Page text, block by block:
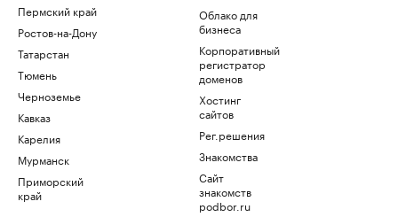
Пермский край
Ростов-на-Дону
Татарстан
Тюмень
Черноземье
Кавказ
Карелия
Мурманск
Приморский
край
Облако для
бизнеса
Корпоративный
регистратор
доменов
Хостинг
сайтов
Рег.решения
Знакомства
Сайт
знакомств
podbor.ru